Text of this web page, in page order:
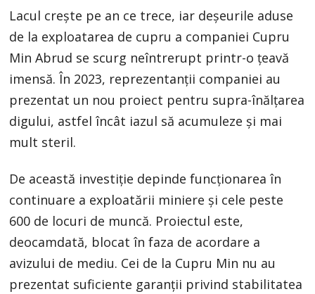
Lacul creşte pe an ce trece, iar deşeurile aduse
de la exploatarea de cupru a companiei Cupru
Min Abrud se scurg neîntrerupt printr-o ţeavă
imensă. În 2023, reprezentanții companiei au
prezentat un nou proiect pentru supra-înălțarea
digului, astfel încât iazul să acumuleze și mai
mult steril.
De această investiție depinde funcționarea în
continuare a exploatării miniere și cele peste
600 de locuri de muncă. Proiectul este,
deocamdată, blocat în faza de acordare a
avizului de mediu. Cei de la Cupru Min nu au
prezentat suficiente garanții privind stabilitatea